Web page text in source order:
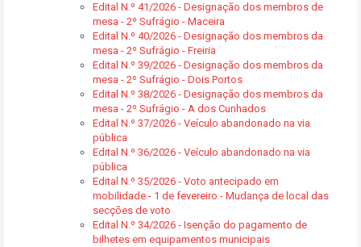
Edital N.º 41/2026 - Designação dos membros de
mesa - 2º Sufrágio - Maceira
Edital N.º 40/2026 - Designação dos membros da
mesa - 2º Sufrágio - Freiria
Edital N.º 39/2026 - Designação dos membros da
mesa - 2º Sufrágio - Dois Portos
Edital N.º 38/2026 - Designação dos membros da
mesa - 2º Sufrágio - A dos Cunhados
Edital N.º 37/2026 - Veículo abandonado na via
pública
Edital N.º 36/2026 - Veículo abandonado na via
pública
Edital N.º 35/2026 - Voto antecipado em
mobilidade - 1 de fevereiro - Mudança de local das
secções de voto
Edital N.º 34/2026 - Isenção do pagamento de
bilhetes em equipamentos municipais